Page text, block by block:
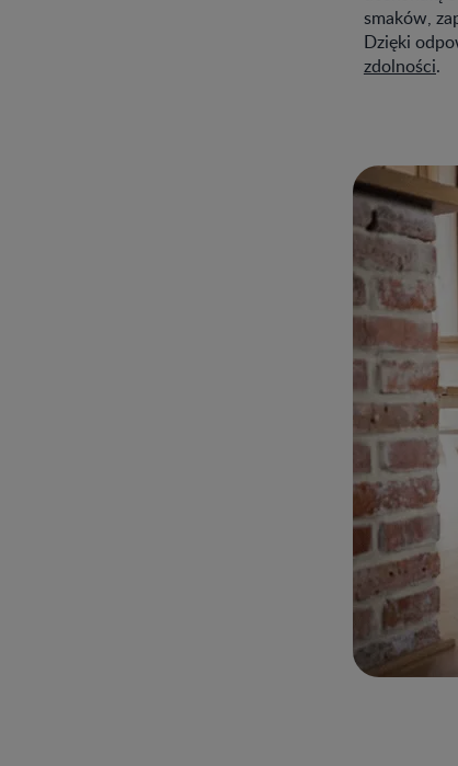
smaków,
Dzięki
zdolności.